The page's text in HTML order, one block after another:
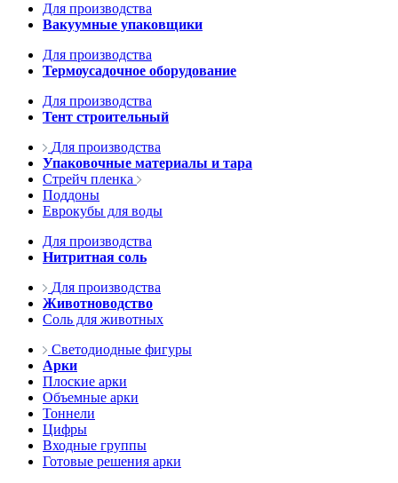
Для производства
Вакуумные упаковщики
Для производства
Термоусадочное оборудование
Для производства
Тент строительный
Для производства
Упаковочные материалы и тара
Стрейч пленка
Поддоны
Еврокубы для воды
Для производства
Нитритная соль
Для производства
Животноводство
Соль для животных
Светодиодные фигуры
Арки
Плоские арки
Объемные арки
Тоннели
Цифры
Входные группы
Готовые решения арки